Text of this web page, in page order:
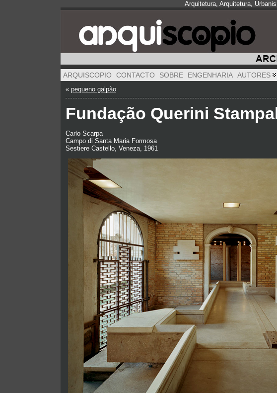
Arquitetura, Arquitetura,
ARQUISCOPIO CONTACTO SOBRE ENGENHARIA AUTORES
« pequeno galpão
Fundação Querini
Carlo Scarpa
Campo di Santa Maria Formosa
Sestiere Castello, Veneza, 1961